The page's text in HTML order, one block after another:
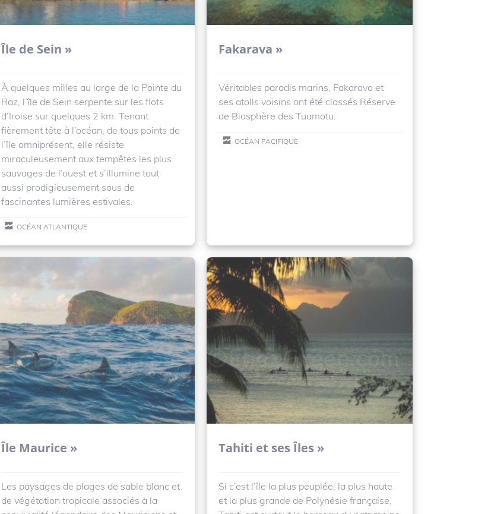
Île de Sein »
À quelques milles au large de la Pointe du
Raz, l’île de Sein serpente sur les flots
d’Iroise sur quelques 2 km. Tenant
fièrement tête à l’océan, de tous points de
l’île omniprésent, elle résiste
miraculeusement aux tempêtes les plus
sauvages de l’ouest et s’illumine tout
aussi prodigieusement sous de
fascinantes lumières estivales.
OCÉAN ATLANTIQUE
Fakarava »
Véritables paradis marins, Fakarava et
ses atolls voisins ont été classés Réserve
de Biosphère des Tuamotu.
OCÉAN PACIFIQUE
Île Maurice »
Les paysages de plages de sable blanc et
de végétation tropicale associés à la
Tahiti et ses Îles »
Si c’est l’île la plus peuplée, la plus haute
et la plus grande de Polynésie française,